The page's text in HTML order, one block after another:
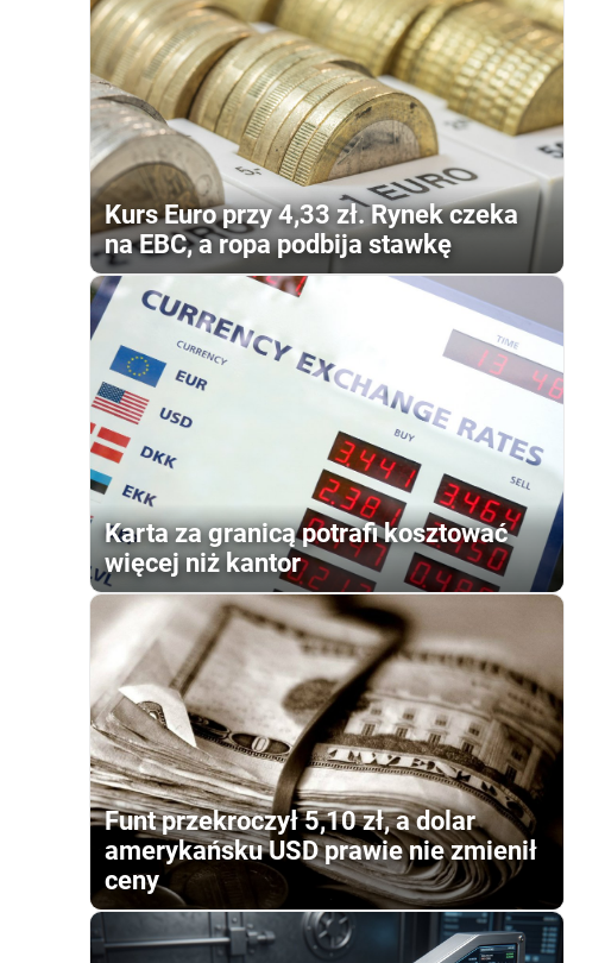
Kurs Euro przy 4,33 zł. Rynek czeka
na EBC, a ropa podbija stawkę
Karta za granicą potrafi kosztować
więcej niż kantor
Funt przekroczył 5,10 zł, a dolar
amerykańsku USD prawie nie zmienił
ceny